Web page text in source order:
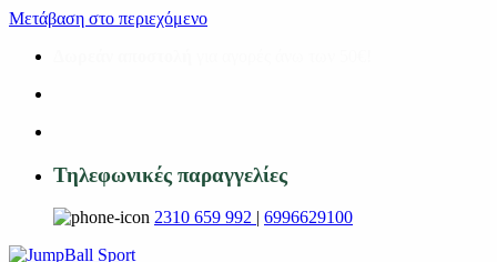
Μετάβαση στο περιεχόμενο
Τηλεφωνικές παραγγελίες
2310 659 992 | 6996629100